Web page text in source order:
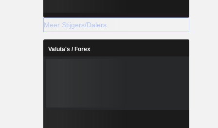
Meer Stijgers/Dalers
Valuta's / Forex